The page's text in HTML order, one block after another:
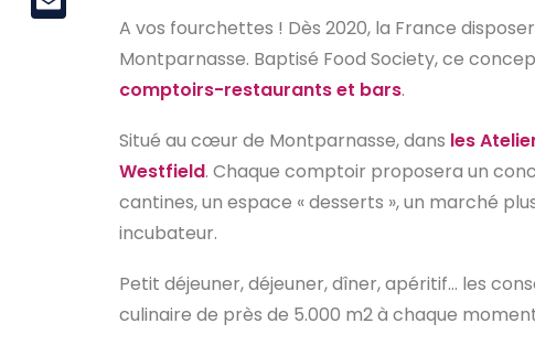
A vos fourchettes ! Dès 2020, la France
Montparnasse. Baptisé Food Society, ce
comptoirs-restaurants et bars.
Situé au cœur de Montparnasse, dans les
Westfield. Chaque comptoir proposera un
cantines, un espace « desserts », un marché
incubateur.
Petit déjeuner, déjeuner, dîner, apéritif… les
culinaire de près de 5.000 m2 à chaque